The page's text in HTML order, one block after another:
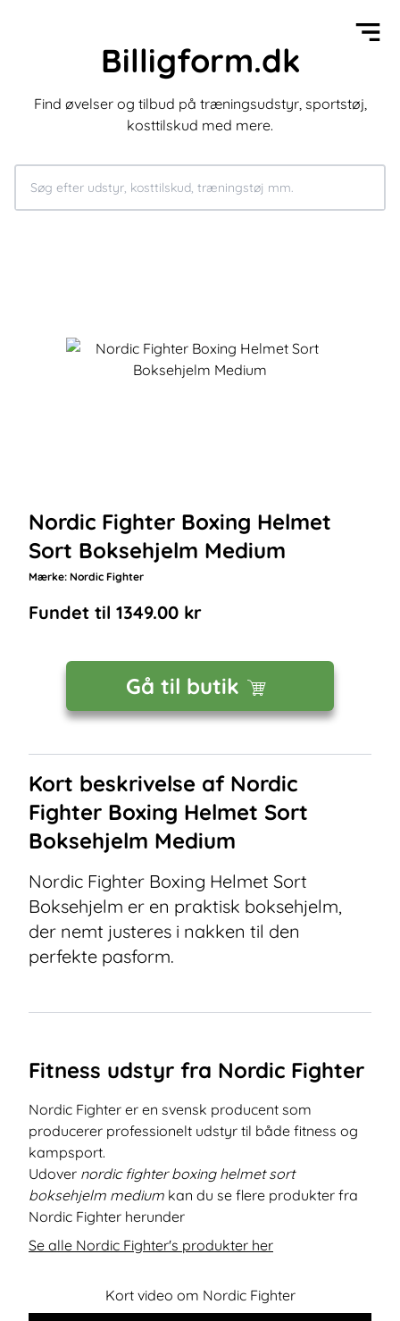
Billigform.dk
Find øvelser og tilbud på træningsudstyr, sportstøj,
kosttilskud med mere.
Nordic Fighter Boxing Helmet
Sort Boksehjelm Medium
Mærke: Nordic Fighter
Fundet til 1349.00 kr
Gå til butik
Kort beskrivelse af Nordic
Fighter Boxing Helmet Sort
Boksehjelm Medium
Nordic Fighter Boxing Helmet Sort
Boksehjelm er en praktisk boksehjelm,
der nemt justeres i nakken til den
perfekte pasform.
Fitness udstyr fra Nordic Fighter
Nordic Fighter er en svensk producent som
producerer professionelt udstyr til både fitness og
kampsport.
Udover nordic fighter boxing helmet sort
boksehjelm medium kan du se flere produkter fra
Nordic Fighter herunder
Se alle Nordic Fighter's produkter her
Kort video om Nordic Fighter